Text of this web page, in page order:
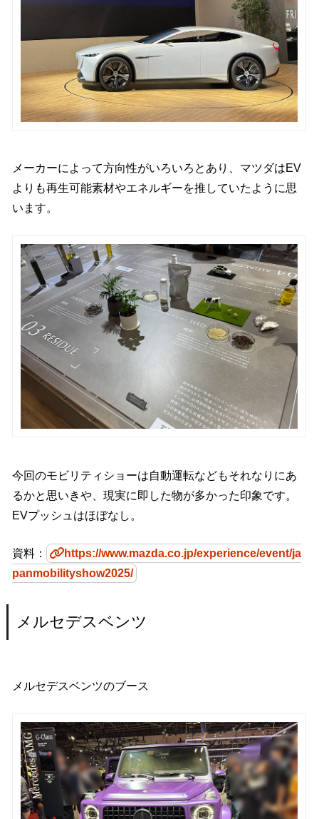
メーカーによって方向性がいろいろとあり、マツダはEV
よりも再生可能素材やエネルギーを推していたように思
います。
今回のモビリティショーは自動運転などもそれなりにあ
るかと思いきや、現実に即した物が多かった印象です。
EVプッシュはほぼなし。
資料：
https://www.mazda.co.jp/experience/event/ja
panmobilityshow2025/
メルセデスベンツ
メルセデスベンツのブース